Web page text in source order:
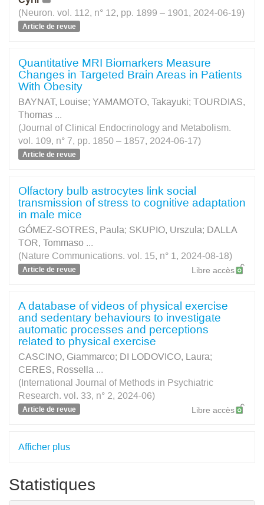
(Neuron. vol. 112, n° 12, pp. 1899 – 1901, 2024-06-19)
Article de revue
Quantitative MRI Biomarkers Measure
Changes in Targeted Brain Areas in Patients
With Obesity
BAYNAT, Louise; YAMAMOTO, Takayuki; TOURDIAS,
Thomas ...
(Journal of Clinical Endocrinology and Metabolism.
vol. 109, n° 7, pp. 1850 – 1857, 2024-06-17)
Article de revue
Olfactory bulb astrocytes link social
transmission of stress to cognitive adaptation
in male mice
GÓMEZ-SOTRES, Paula; SKUPIO, Urszula; DALLA
TOR, Tommaso ...
(Nature Communications. vol. 15, n° 1, 2024-08-18)
Article de revue Libre accès
A database of videos of physical exercise
and sedentary behaviours to investigate
automatic processes and perceptions
related to physical exercise
CASCINO, Giammarco; DI LODOVICO, Laura;
CERES, Rossella ...
(International Journal of Methods in Psychiatric
Research. vol. 33, n° 2, 2024-06)
Article de revue Libre accès
Afficher plus
Statistiques